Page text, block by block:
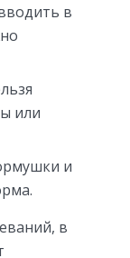
в
или
и
в